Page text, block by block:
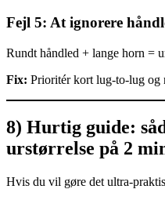
Fejl 5: At ignorere
Rundt håndled + lange horn =
Fix: Prioritér kort lug-to-lug og
8) Hurtig guide:
urstørrelse på 2
Hvis du vil gøre det ultra-